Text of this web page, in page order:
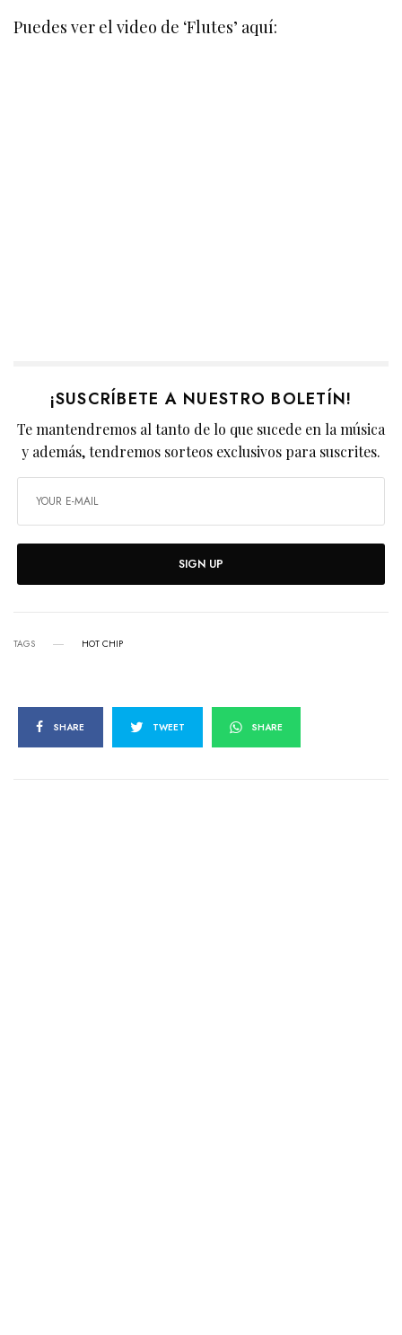
Puedes ver el video de ‘Flutes’ aquí:
¡SUSCRÍBETE A NUESTRO BOLETÍN!
Te mantendremos al tanto de lo que sucede en la música
y además, tendremos sorteos exclusivos para suscrites.
SIGN UP
TAGS HOT CHIP
SHARE TWEET SHARE